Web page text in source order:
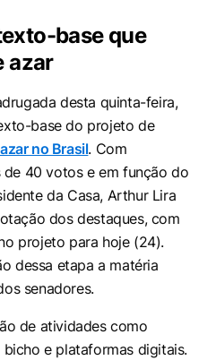
base que
azar
desta quinta-feira,
base do projeto de
no Brasil. Com
40 votos e em função do
da Casa, Arthur Lira
dos destaques, com
projeto para hoje (24).
dessa etapa a matéria
senadores.
de atividades como
e plataformas digitais.